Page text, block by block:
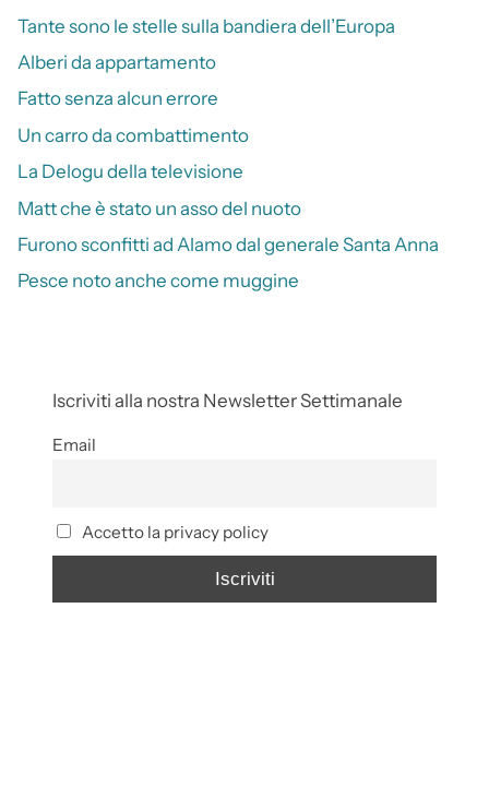
Tante sono le stelle sulla bandiera dell’Europa
Alberi da appartamento
Fatto senza alcun errore
Un carro da combattimento
La Delogu della televisione
Matt che è stato un asso del nuoto
Furono sconfitti ad Alamo dal generale Santa Anna
Pesce noto anche come muggine
Iscriviti alla nostra Newsletter Settimanale
Email
Accetto la privacy policy